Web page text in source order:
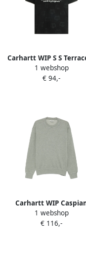
Carhartt WIP S S
shirt met logoprint
1 webshop
€ 94,-
Carhartt WIP
sweater met logopatch
Groen
1 webshop
€ 116,-